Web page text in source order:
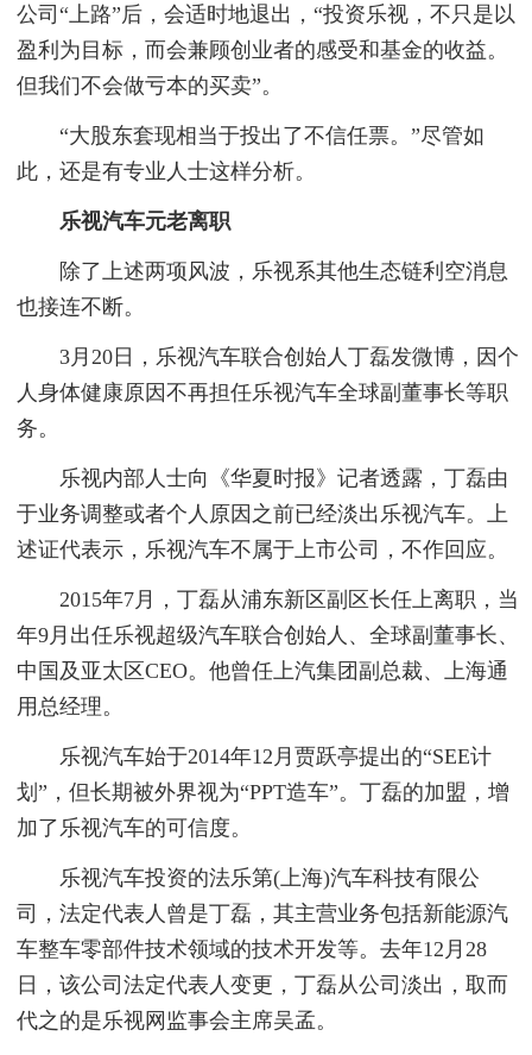
公司“上路”后，会适时地退出，“投资乐视，不只是以
盈利为目标，而会兼顾创业者的感受和基金的收益。
但我们不会做亏本的买卖”。
“大股东套现相当于投出了不信任票。”尽管如
此，还是有专业人士这样分析。
乐视汽车元老离职
除了上述两项风波，乐视系其他生态链利空消息
也接连不断。
3月20日，乐视汽车联合创始人丁磊发微博，因个
人身体健康原因不再担任乐视汽车全球副董事长等职
务。
乐视内部人士向《华夏时报》记者透露，丁磊由
于业务调整或者个人原因之前已经淡出乐视汽车。上
述证代表示，乐视汽车不属于上市公司，不作回应。
2015年7月，丁磊从浦东新区副区长任上离职，当
年9月出任乐视超级汽车联合创始人、全球副董事长、
中国及亚太区CEO。他曾任上汽集团副总裁、上海通
用总经理。
乐视汽车始于2014年12月贾跃亭提出的“SEE计
划”，但长期被外界视为“PPT造车”。丁磊的加盟，增
加了乐视汽车的可信度。
乐视汽车投资的法乐第(上海)汽车科技有限公
司，法定代表人曾是丁磊，其主营业务包括新能源汽
车整车零部件技术领域的技术开发等。去年12月28
日，该公司法定代表人变更，丁磊从公司淡出，取而
代之的是乐视网监事会主席吴孟。